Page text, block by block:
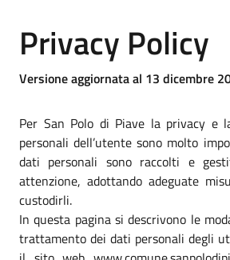
Privacy Policy
Versione aggiornata al 13 dicembre
Per San Polo di Piave la privacy e
personali dell’utente sono molto
dati personali sono raccolti e
attenzione, adottando adeguate
custodirli.
In questa pagina si descrivono le
trattamento dei dati personali degli